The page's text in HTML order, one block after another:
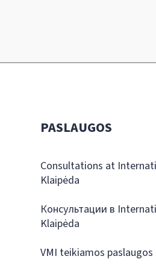
PASLAUGOS
Consultations at
Klaipėda
Консультации в
Klaipėda
VMI teikiamos paslaugos